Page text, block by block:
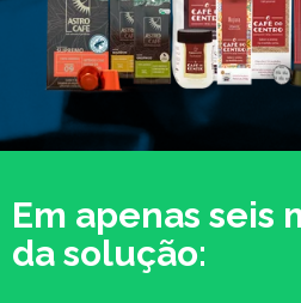
Em apenas seis
da solução: